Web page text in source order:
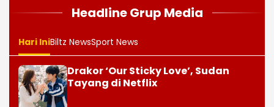
Headline Grup Media
Hari IniBiltz NewsSport News
Drakor ‘Our Sticky Love’, Sudan
Tayang di Netflix